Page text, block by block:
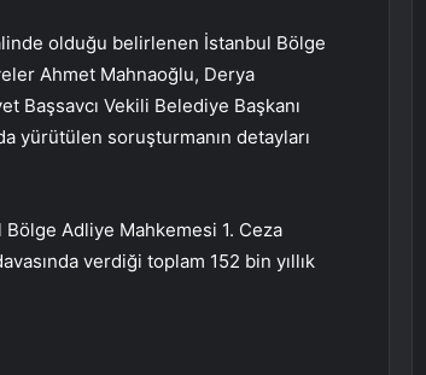
olduğu belirlenen İstanbul Bölge
Ahmet Mahnaoğlu, Derya
Başsavcı Vekili Belediye Başkanı
yürütülen soruşturmanın detayları
Bölge Adliye Mahkemesi 1. Ceza
verdiği toplam 152 bin yıllık